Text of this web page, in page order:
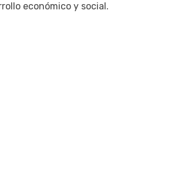
económico y social.